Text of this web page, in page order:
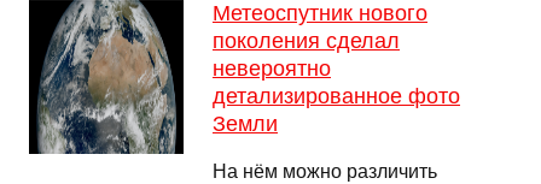
Метеоспутник нового
поколения сделал
невероятно
детализированное фото
Земли
На нём можно различить